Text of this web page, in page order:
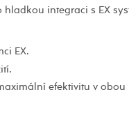
integraci s EX
EX.
efektivitu v obou